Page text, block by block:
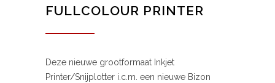
FULLCOLOUR PRINTER
Deze nieuwe grootformaat Inkjet
Printer/Snijplotter i.c.m. een nieuwe Bizon